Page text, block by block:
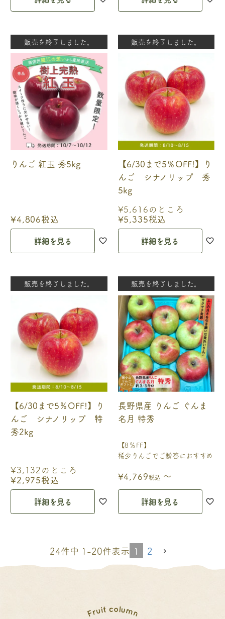
りんご 紅玉 秀5kg
¥4,806税込
販売を終了しました。
詳細を見る
【6/30まで5％OFF!】り
んご シナノリップ 秀
5kg
¥5,616のところ
¥5,335税込
販売を終了しました。
詳細を見る
【6/30まで5％OFF!】り
んご シナノリップ 特
秀2kg
¥3,132のところ
¥2,975税込
販売を終了しました。
詳細を見る
【8％FF】
稀少りんごでご贈答におすすめ
長野県産 りんご ぐんま
名月 特秀
¥4,769税込 〜
販売を終了しました。
詳細を見る
24件中 1-20件表示 1 2